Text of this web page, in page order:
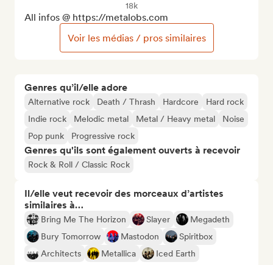
Genres qu’il/elle adore
Alternative rock Death / Thrash Hardcore
Hard rock
Indie rock
Melodic metal Metal / Heavy metal
Noise
Pop punk
Progressive rock
Genres qu'ils sont également ouverts à recevoir
Rock & Roll / Classic Rock
Il/elle veut recevoir des morceaux d’artistes
similaires à…
Bring Me The Horizon Slayer
Megadeth
Bury Tomorrow
Mastodon
Spiritbox
Architects
Metallica Iced Earth
18k
All infos @ https://metalobs.com
Voir les médias / pros similaires